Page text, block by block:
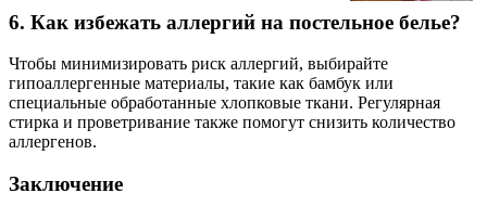
6. Как избежать аллергий на постельное белье?
Чтобы минимизировать риск аллергий, выбирайте
гипоаллергенные материалы, такие как бамбук или
специальные обработанные хлопковые ткани. Регулярная
стирка и проветривание также помогут снизить количество
аллергенов.
Заключение